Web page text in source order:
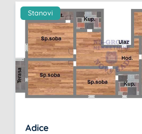
Stanovi
Adice